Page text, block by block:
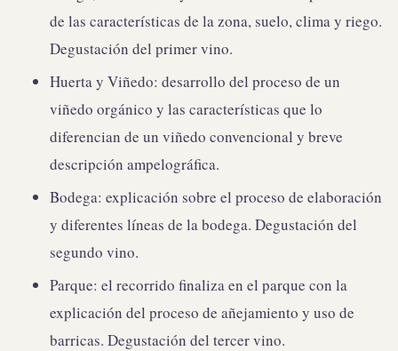
de las características de la zona, suelo, clima y riego.
Degustación del primer vino.
Huerta y Viñedo: desarrollo del proceso de un
viñedo orgánico y las características que lo
diferencian de un viñedo convencional y breve
descripción ampelográfica.
Bodega: explicación sobre el proceso de elaboración
y diferentes líneas de la bodega. Degustación del
segundo vino.
Parque: el recorrido finaliza en el parque con la
explicación del proceso de añejamiento y uso de
barricas. Degustación del tercer vino.